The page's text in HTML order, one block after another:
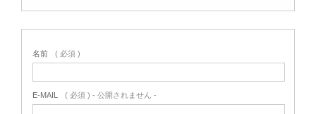
名前 ( 必須 )
E-MAIL ( 必須 ) - 公開されません -